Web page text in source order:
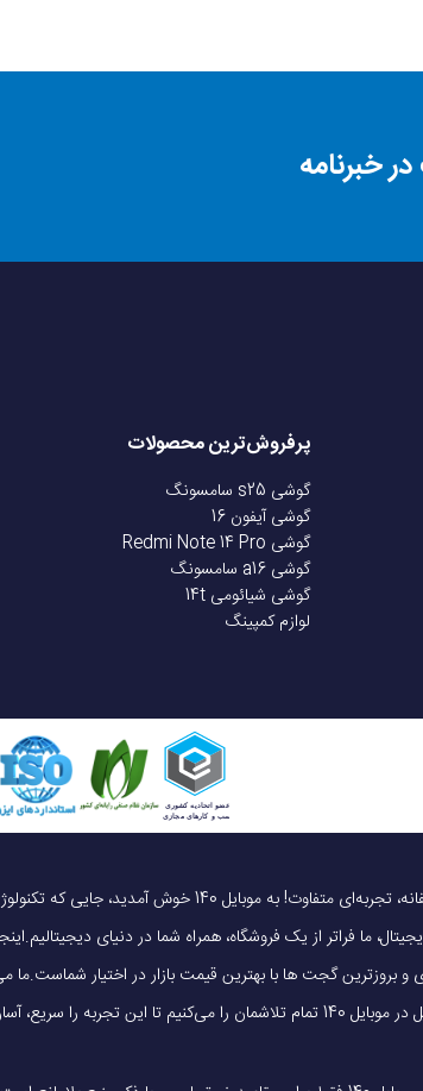
خبرنامه
پرفروش‌ترین محصولات
گوشی s25 سامسونگ
گوشی آیفون 16
گوشی Redmi Note 14 Pro
گوشی a16 سامسونگ
گوشی شیائومی 14t
لوازم کمپینگ
ما فراتر از یک فروشگاه، همراه شما در دنیای
و بروزترین گجت ها با بهترین قیمت بازار در اختیار
و کاملاً رضایت‌بخش کنیم.